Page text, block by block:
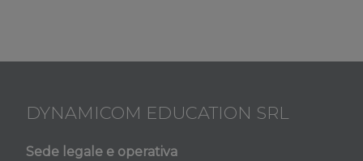
DYNAMICOM EDUCATION SRL
Sede legale e operativa